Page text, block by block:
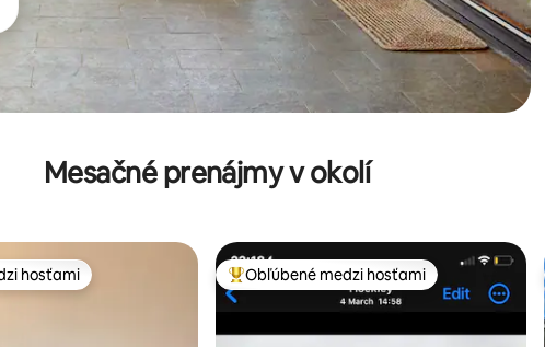
Mesačné prenájmy v okolí
hosťami
hosťami Najobľúbenejšie medzi hosťami
Obľúbené medzi hosťami